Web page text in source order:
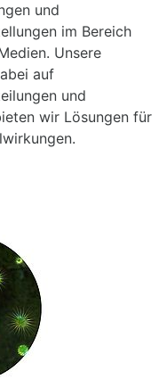
und
im Bereich
Unsere
auf
und
wir Lösungen für